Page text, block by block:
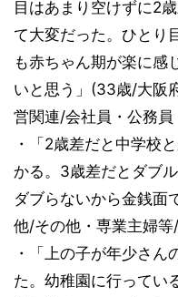
目はあまり空けずに2
て大変だった。ひとり
も赤ちゃん期が楽に感
いと思う」(33歳/大阪
営関連/会社員・公務員
・「2歳差だと中学校
かる。3歳差だとダブ
ダブらないから金銭面
他/その他・専業主婦等
・「上の子が年少さん
た。幼稚園に行ってい